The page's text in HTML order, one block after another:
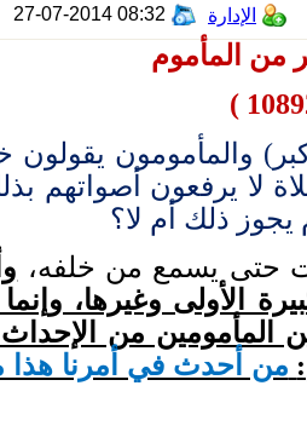
27-07-2014 08:32 الإدارة
من المأموم
والمأمومون يقولون
لا يرفعون أصواتهم
يجوز ذلك أم لا؟
حتى يسمع من خلفه،
الأولى وغيرها،
من
من أحدث في أمرنا هذا